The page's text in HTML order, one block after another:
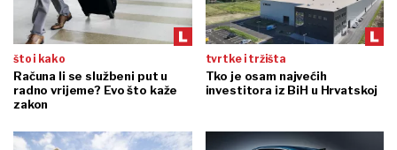
što i kako
Računa li se službeni put u
radno vrijeme? Evo što kaže
zakon
tvrtke i tržišta
Tko je osam najvećih
investitora iz BiH u Hrvatskoj